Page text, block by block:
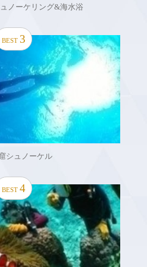
ノーケリング&海水浴
シュノーケル
BEST 3
BEST 4